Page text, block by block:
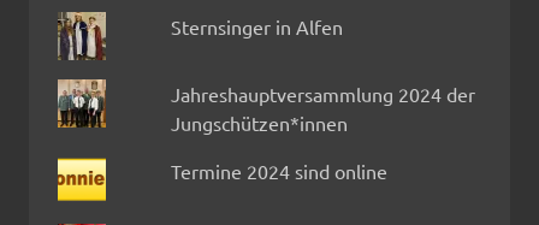
Sternsinger in Alfen
Jahreshauptversammlung 2024 der
Jungschützen*innen
Termine 2024 sind online